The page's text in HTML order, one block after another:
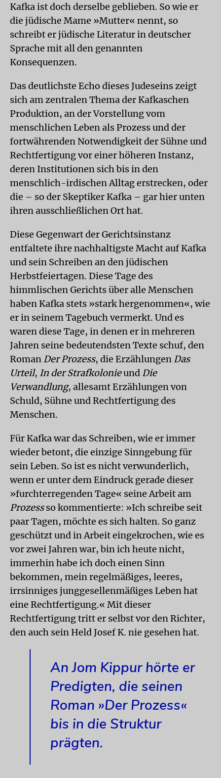
Kafka ist doch derselbe geblieben. So wie er
die jüdische Mame »Mutter« nennt, so
schreibt er jüdische Literatur in deutscher
Sprache mit all den genannten
Konsequenzen.
Das deutlichste Echo dieses Judeseins zeigt
sich am zentralen Thema der Kafkaschen
Produktion, an der Vorstellung vom
menschlichen Leben als Prozess und der
fortwährenden Notwendigkeit der Sühne und
Rechtfertigung vor einer höheren Ins­tanz,
deren Institutionen sich bis in den
menschlich-irdischen Alltag erstrecken, oder
die – so der Skeptiker Kafka – gar hier unten
ihren ausschließlichen Ort hat.
Diese Gegenwart der Gerichtsinstanz
entfaltete ihre nachhaltigste Macht auf Kafka
und sein Schreiben an den jüdischen
Herbstfeiertagen. Diese Tage des
himmlischen Gerichts über alle Menschen
haben Kafka stets »stark hergenommen«, wie
er in seinem Tagebuch vermerkt. Und es
waren diese Tage, in denen er in mehreren
Jahren seine bedeutendsten Texte schuf, den
Roman Der Prozess, die Erzählungen Das
Urteil, In der Strafkolonieund Die
Verwandlung, allesamt Erzählungen von
Schuld, Sühne und Rechtfertigung des
Menschen.
Für Kafka war das Schreiben, wie er immer
wieder betont, die einzige Sinngebung für
sein Leben. So ist es nicht verwunderlich,
wenn er unter dem Eindruck gerade dieser
»furchterregenden Tage« seine Arbeit am
Prozessso kommentierte: »Ich schreibe seit
paar Tagen, möchte es sich halten. So ganz
geschützt und in Arbeit eingekrochen, wie es
vor zwei Jahren war, bin ich heute nicht,
immerhin habe ich doch einen Sinn
bekommen, mein regelmäßiges, leeres,
irrsinniges junggesellenmäßiges Leben hat
eine Rechtfertigung.« Mit dieser
Rechtfertigung tritt er selbst vor den Richter,
den auch sein Held Josef K. nie gesehen hat.
An Jom Kippur hörte er
Predigten, die seinen
Roman »Der Prozess«
bis in die Struktur
prägten.